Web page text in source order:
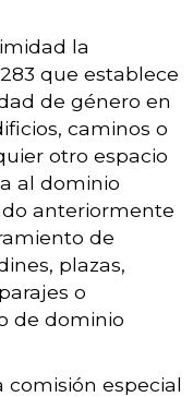
la
que establece
de género en
caminos o
otro espacio
al dominio
anteriormente
de
plazas,
o
de dominio
comisión especial